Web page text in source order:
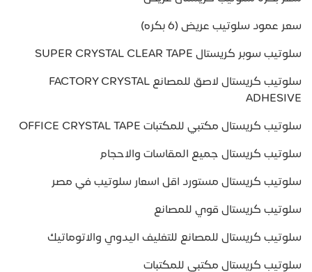
سعر عمود سلوتيب عريض (6 بكره)
سلوتيب سوبر كريستال SUPER CRYSTAL CLEAR TAPE
سلوتيب كريستال لاصق للمصانع FACTORY CRYSTAL
ADHESIVE
سلوتيب كريستال مكتبي للمكتبات OFFICE CRYSTAL TAPE
سلوتيب كريستال جميع المقاسات والاحجام
سلوتيب كريستال مستورد اقل اسعار سلوتيب في مصر
سلوتيب كريستال قوي للمصانع
سلوتيب كريستال للمصانع للتغليف اليدوي والاتوماتيك
سلوتيب كريستال مكتبي للمكتبات